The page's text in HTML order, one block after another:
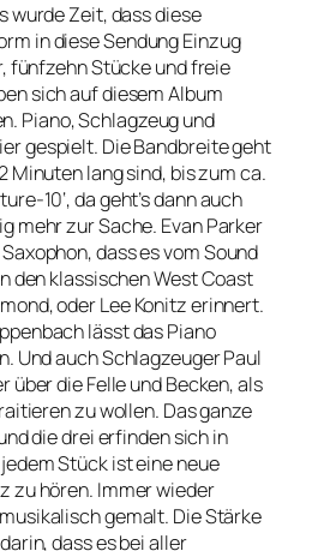
wurde Zeit, dass diese
in diese Sendung Einzug
fünfzehn Stücke und freie
sich auf diesem Album
Piano, Schlagzeug und
gespielt. Die Bandbreite geht
Minuten lang sind, bis zum ca.
10‘, da geht’s dann auch
mehr zur Sache. Evan Parker
dass es vom Sound
den klassischen West Coast
oder Lee Konitz erinnert.
lässt das Piano
Und auch Schlagzeuger Paul
über die Felle und Becken, als
zu wollen. Das ganze
die drei erfinden sich in
Stück ist eine neue
zu hören. Immer wieder
gemalt. Die Stärke
dass es bei aller